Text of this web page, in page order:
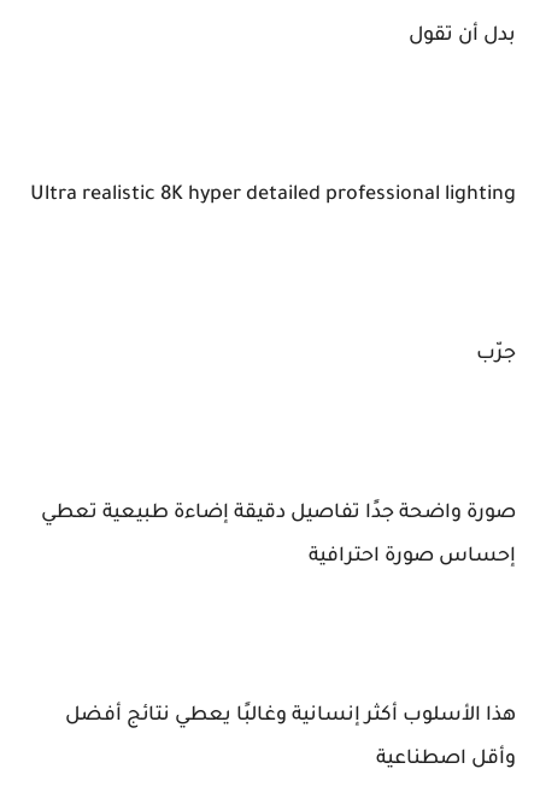
بدل أن تقول
Ultra realistic 8K hyper detailed professional lighting
جرّب
صورة واضحة جدًا تفاصيل دقيقة إضاءة طبيعية تعطي
إحساس صورة احترافية
هذا الأسلوب أكثر إنسانية وغالبًا يعطي نتائج أفضل
وأقل اصطناعية